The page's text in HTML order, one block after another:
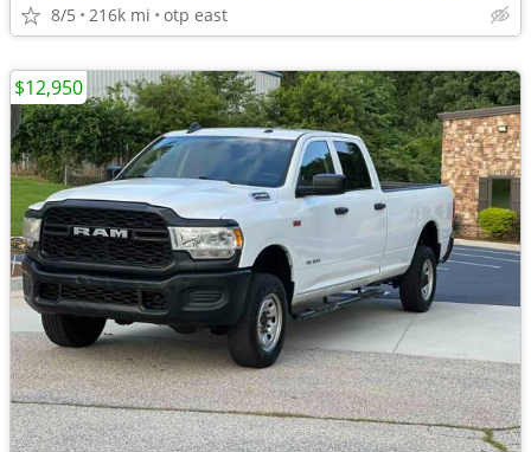
8/5 216k mi otp east
$12,950